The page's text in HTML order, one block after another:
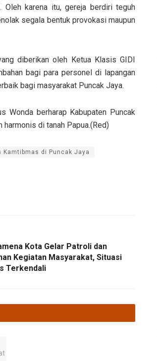
Oleh karena itu, gereja berdiri teguh
segala bentuk provokasi maupun
diberikan oleh Ketua Klasis GIDI
bagi para personel di lapangan
bagi masyarakat Puncak Jaya.
Wonda berharap Kabupaten Puncak
di tanah Papua.(Red)
di Puncak Jaya
Kota Gelar Patroli dan
Kegiatan Masyarakat, Situasi
Terkendali